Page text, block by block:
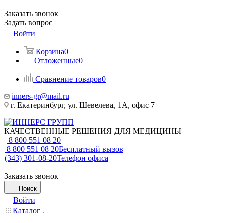
Заказать звонок
Задать вопрос
Войти
Корзина0
Отложенные0
Сравнение товаров0
inners-gr@mail.ru
г. Екатеринбург, ул. Шевелева, 1А, офис 7
КАЧЕСТВЕННЫЕ РЕШЕНИЯ ДЛЯ МЕДИЦИНЫ
8 800 551 08 20
8 800 551 08 20Бесплатный вызов
(343) 301-08-20Телефон офиса
Заказать звонок
Поиск
Войти
Каталог